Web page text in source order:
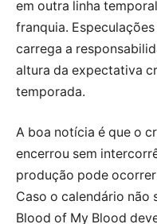
em outra linha
franquia.
carrega a
altura da expectativa
temporada.
A boa notícia é que o
encerrou sem
produção pode
Caso o calendário não
Blood of My Blood